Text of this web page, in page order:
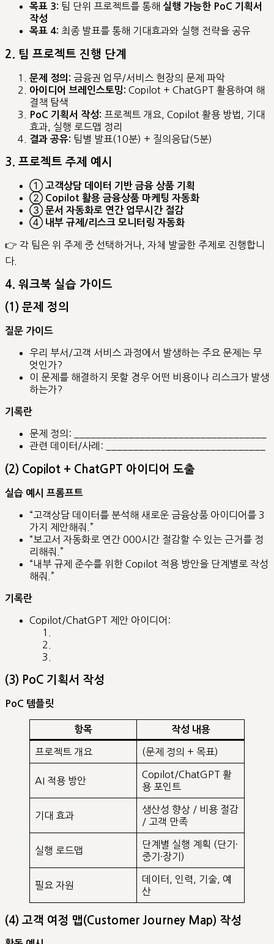
목표 3: 팀 단위 프로젝트를 통해 실행 가능한 PoC 기획서
작성
목표 4: 최종 발표를 통해 기대효과와 실행 전략을 공유
2. 팀 프로젝트 진행 단계
문제 정의: 금융권 업무/서비스 현장의 문제 파악
아이디어 브레인스토밍: Copilot + ChatGPT 활용하여 해
결책 탐색
PoC 기획서 작성: 프로젝트 개요, Copilot 활용 방법, 기대
효과, 실행 로드맵 정리
결과 공유: 팀별 발표(10분) + 질의응답(5분)
3. 프로젝트 주제 예시
① 고객상담 데이터 기반 금융 상품 기획
② Copilot 활용 금융상품 마케팅 자동화
③ 문서 자동화로 연간 업무시간 절감
④ 내부 규제/리스크 모니터링 자동화
👉 각 팀은 위 주제 중 선택하거나, 자체 발굴한 주제로 진행합니
다.
4. 워크북 실습 가이드
(1) 문제 정의
질문 가이드
우리 부서/고객 서비스 과정에서 발생하는 주요 문제는 무
엇인가?
이 문제를 해결하지 못할 경우 어떤 비용이나 리스크가 발생
하는가?
기록란
문제 정의: ___________________________________
관련 데이터/사례: _____________________________
(2) Copilot + ChatGPT 아이디어 도출
실습 예시 프롬프트
“고객상담 데이터를 분석해 새로운 금융상품 아이디어를 3
가지 제안해줘.”
“보고서 자동화로 연간 000시간 절감할 수 있는 근거를 정
리해줘.”
“내부 규제 준수를 위한 Copilot 적용 방안을 단계별로 작성
해줘.”
기록란
Copilot/ChatGPT 제안 아이디어:
(3) PoC 기획서 작성
PoC 템플릿
항목 작성 내용
프로젝트 개요 (문제 정의 + 목표)
AI 적용 방안
Copilot/ChatGPT 활
용 포인트
기대 효과
생산성 향상 / 비용 절감
/ 고객 만족
실행 로드맵
단계별 실행 계획 (단기·
중기·장기)
필요 자원
데이터, 인력, 기술, 예
산
(4) 고객 여정 맵(Customer Journey Map) 작성